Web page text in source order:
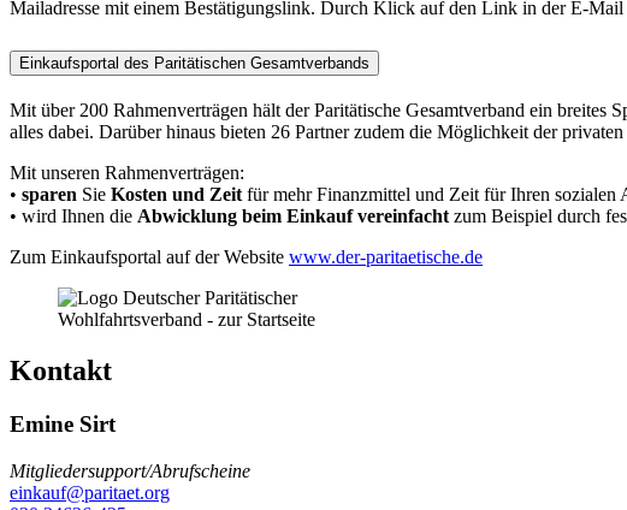
Mailadresse mit einem Bestätigungslink. Durch Klick auf den Link in der E-
Einkaufsportal des Paritätischen Gesamtverbands
Mit über 200 Rahmenverträgen hält der Paritätische Gesamtverband ein
alles dabei. Darüber hinaus bieten 26 Partner zudem die Möglichkeit der
Mit unseren Rahmenverträgen:
• sparen Sie Kosten und Zeit für mehr Finanzmittel und Zeit für Ihren sozialen
• wird Ihnen die Abwicklung beim Einkauf vereinfacht zum Beispiel durch
Zum Einkaufsportal auf der Website www.der-paritaetische.de
Kontakt
Emine Sirt
Mitgliedersupport/Abrufscheine
einkauf@paritaet.org